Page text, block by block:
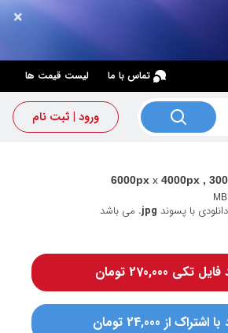
×
تماس با ما لیست قیمت ها
ورود | ثبت نام
6000px x 4000px ,
با پسوند .jpg می باشد
تکی 270,000 تومان
از 24,000 تومان
×